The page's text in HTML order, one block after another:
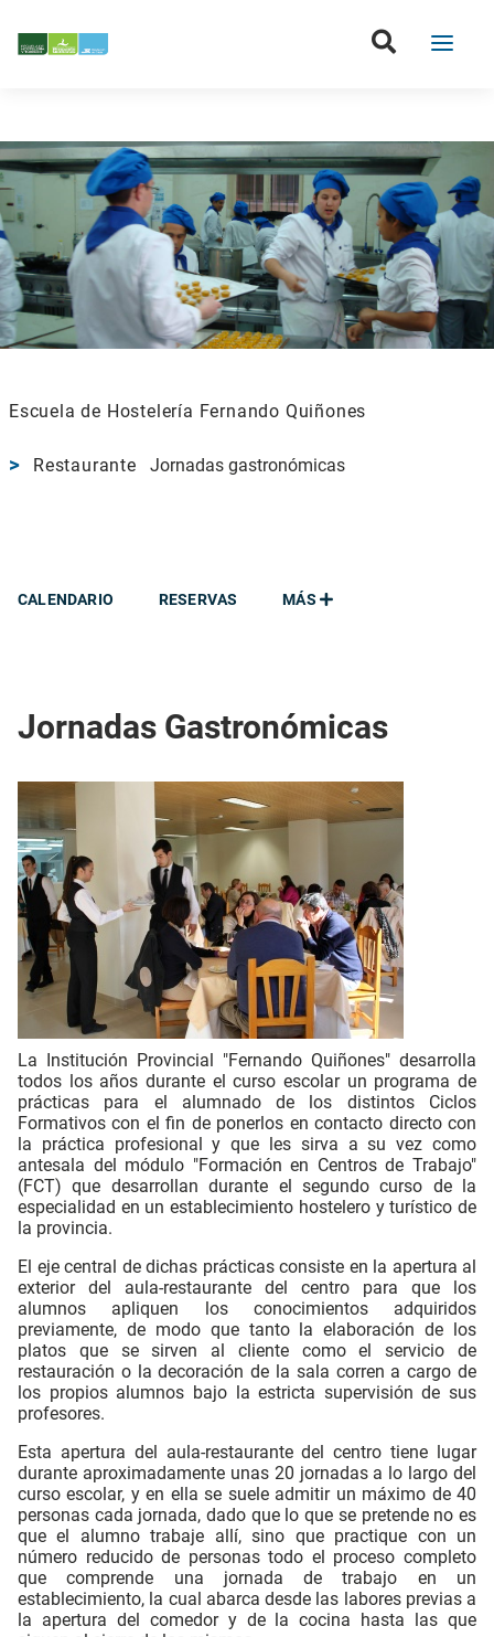
Escuela de Hostelería Fernando Quiñones
Restaurante Jornadas gastronómicas
MÁS
CALENDARIO RESERVAS
Jornadas Gastronómicas
La Institución Provincial "Fernando Quiñones" desarrolla
todos los años durante el curso escolar un programa de
prácticas para el alumnado de los distintos Ciclos
Formativos con el fin de ponerlos en contacto directo con
la práctica profesional y que les sirva a su vez como
antesala del módulo "Formación en Centros de Trabajo"
(FCT) que desarrollan durante el segundo curso de la
especialidad en un establecimiento hostelero y turístico de
la provincia.
El eje central de dichas prácticas consiste en la apertura al
exterior del aula-restaurante del centro para que los
alumnos apliquen los conocimientos adquiridos
previamente, de modo que tanto la elaboración de los
platos que se sirven al cliente como el servicio de
restauración o la decoración de la sala corren a cargo de
los propios alumnos bajo la estricta supervisión de sus
profesores.
Esta apertura del aula-restaurante del centro tiene lugar
durante aproximadamente unas 20 jornadas a lo largo del
curso escolar, y en ella se suele admitir un máximo de 40
personas cada jornada, dado que lo que se pretende no es
que el alumno trabaje allí, sino que practique con un
número reducido de personas todo el proceso completo
que comprende una jornada de trabajo en un
establecimiento, la cual abarca desde las labores previas a
la apertura del comedor y de la cocina hasta las que